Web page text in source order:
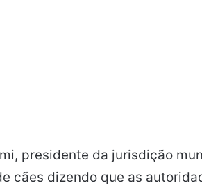
presidente da jurisdição
cães dizendo que as